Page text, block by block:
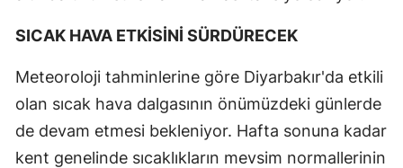
SICAK HAVA ETKİSİNİ SÜRDÜRECEK
Meteoroloji tahminlerine göre Diyarbakır'da etkili
olan sıcak hava dalgasının önümüzdeki günlerde
de devam etmesi bekleniyor. Hafta sonuna kadar
kent genelinde sıcaklıkların mevsim normallerinin